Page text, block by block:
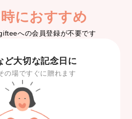
におすすめ
への会員登録が不要です
ど大切な記念日に
の場ですぐに贈れます